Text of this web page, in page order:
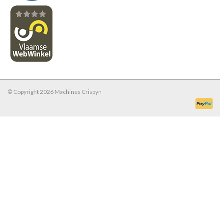
© Copyright 2026 Machines Crispyn